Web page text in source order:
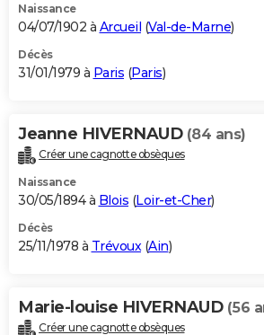
Naissance
04/07/1902 à Arcueil (Val-de-Marne)
Décès
31/01/1979 à Paris (Paris)
Jeanne HIVERNAUD (84 ans)
Créer une cagnotte obsèques
Naissance
30/05/1894 à Blois (Loir-et-Cher)
Décès
25/11/1978 à Trévoux(Ain)
Marie-louise HIVERNAUD (56
Créer une cagnotte obsèques